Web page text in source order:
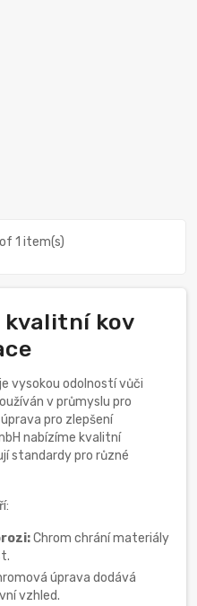
1 item(s)
kvalitní kov
vysokou odolností vůči
v průmyslu pro
pro zlepšení
nabízíme kvalitní
standardy pro různé
Chrom chrání materiály
úprava dodává
vzhled.